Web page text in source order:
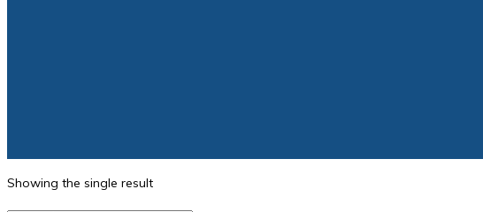
Showing the single result